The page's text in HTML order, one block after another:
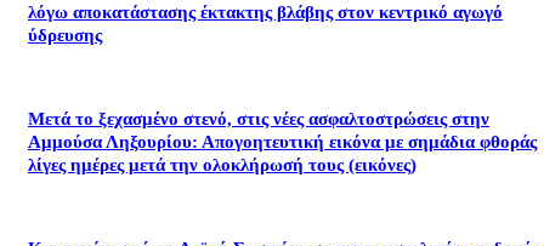
λόγω αποκατάστασης έκτακτης βλάβης στον κεντρικό αγωγό
ύδρευσης
Μετά το ξεχασμένο στενό, στις νέες ασφαλτοστρώσεις στην
Αμμούσα Ληξουρίου: Απογοητευτική εικόνα με σημάδια φθοράς
λίγες ημέρες μετά την ολοκλήρωσή τους (εικόνες)